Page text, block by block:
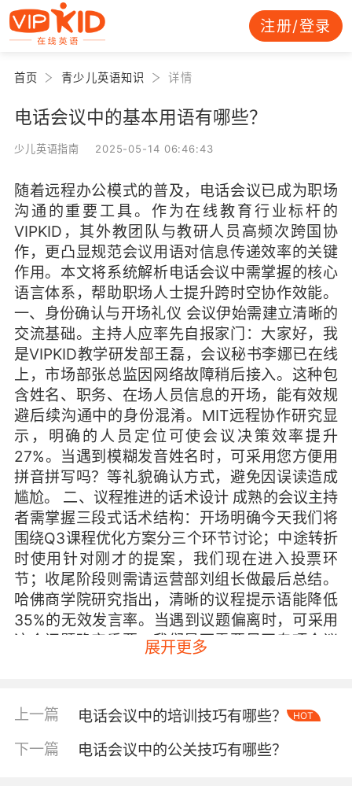
注册/登录
首页 青少儿英语知识 详情
电话会议中的基本用语有哪些？
少儿英语指南 2025-05-14 06:46:43
随着远程办公模式的普及，电话会议已成为职场
沟通的重要工具。作为在线教育行业标杆的
VIPKID，其外教团队与教研人员高频次跨国协
作，更凸显规范会议用语对信息传递效率的关键
作用。本文将系统解析电话会议中需掌握的核心
语言体系，帮助职场人士提升跨时空协作效能。
一、身份确认与开场礼仪 会议伊始需建立清晰的
交流基础。主持人应率先自报家门：大家好，我
是VIPKID教学研发部王磊，会议秘书李娜已在线
上，市场部张总监因网络故障稍后接入。这种包
含姓名、职务、在场人员信息的开场，能有效规
避后续沟通中的身份混淆。MIT远程协作研究显
示，明确的人员定位可使会议决策效率提升
27%。当遇到模糊发音姓名时，可采用您方便用
拼音拼写吗？等礼貌确认方式，避免因误读造成
尴尬。 二、议程推进的话术设计 成熟的会议主持
者需掌握三段式话术结构：开场明确今天我们将
围绕Q3课程优化方案分三个环节讨论；中途转折
时使用针对刚才的提案，我们现在进入投票环
节；收尾阶段则需请运营部刘组长做最后总结。
哈佛商学院研究指出，清晰的议程提示语能降低
35%的无效发言率。当遇到议题偏离时，可采用
这个问题确实重要，我们是否需要另开专项会议
深入探讨？的柔性引导策略。 三、技术故障应对
设备问题，标准应对流程值得借鉴：首次卡顿时
说请大家保持静音，我正在测试通讯链路；持续
异常时启动备选方案现在启用备用会议号800-
XXX，新接入的同事私聊获取密码。斯坦福远程
展开更多
上一篇 电话会议中的培训技巧有哪些？ HOT
下一篇 电话会议中的公关技巧有哪些？